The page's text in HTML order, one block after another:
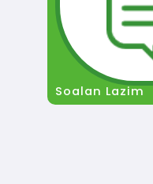
Soalan Lazim